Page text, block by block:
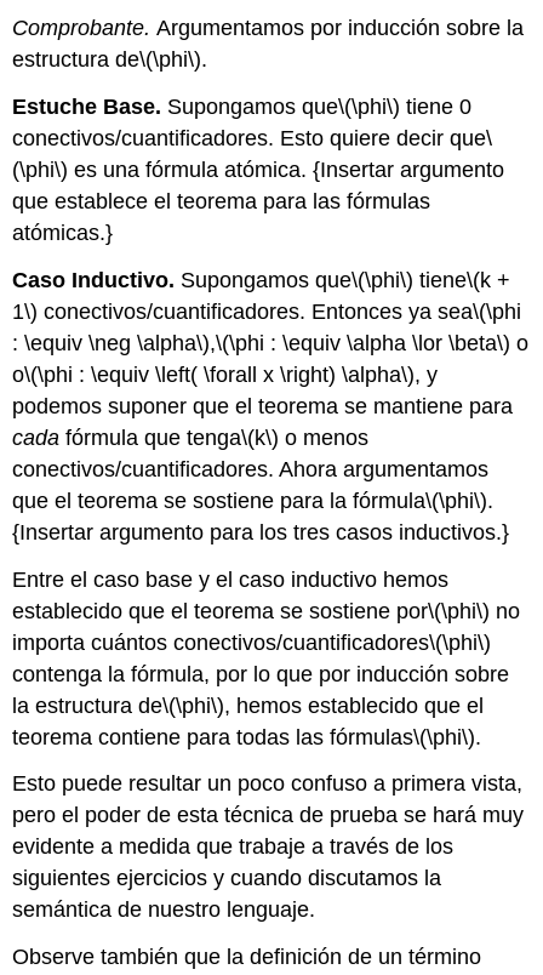
Comprobante.Argumentamos por inducción sobre la
estructura de\(\phi\).
Estuche Base. Supongamos que\(\phi\) tiene 0
conectivos/cuantificadores. Esto quiere decir que\
(\phi\) es una fórmula atómica. {Insertar argumento
que establece el teorema para las fórmulas
atómicas.}
Caso Inductivo. Supongamos que\(\phi\) tiene\(k +
1\) conectivos/cuantificadores. Entonces ya sea\(\phi
: \equiv \neg \alpha\),\(\phi : \equiv \alpha \lor \beta\) o
o\(\phi : \equiv \left( \forall x \right) \alpha\), y
podemos suponer que el teorema se mantiene para
cada fórmula que tenga\(k\) o menos
conectivos/cuantificadores. Ahora argumentamos
que el teorema se sostiene para la fórmula\(\phi\).
{Insertar argumento para los tres casos inductivos.}
Entre el caso base y el caso inductivo hemos
establecido que el teorema se sostiene por\(\phi\) no
importa cuántos conectivos/cuantificadores\(\phi\)
contenga la fórmula, por lo que por inducción sobre
la estructura de\(\phi\), hemos establecido que el
teorema contiene para todas las fórmulas\(\phi\).
Esto puede resultar un poco confuso a primera vista,
pero el poder de esta técnica de prueba se hará muy
evidente a medida que trabaje a través de los
siguientes ejercicios y cuando discutamos la
semántica de nuestro lenguaje.
Observe también que la definición de un término